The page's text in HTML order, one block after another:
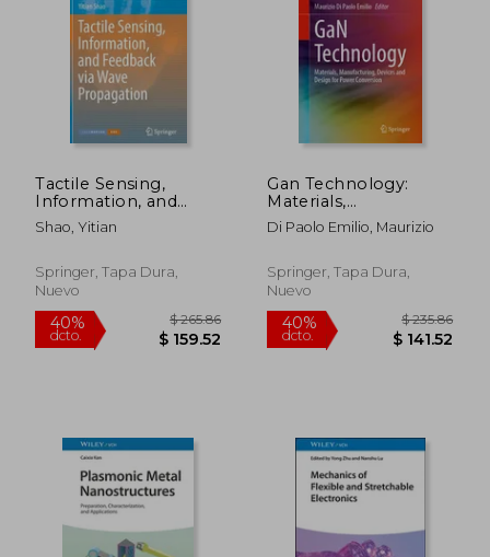
dcto. dcto.
Tactile Sensing,
Information, and
Feedback Via Wave
Propagation (en
Shao, Yitian
Springer, Tapa Dura,
Nuevo
Gan Technology:
Materials,
Manufacturing,
Devices and Design
(en Inglés)
Di Paolo Emilio, Maurizio
Springer, Tapa Dura,
Nuevo